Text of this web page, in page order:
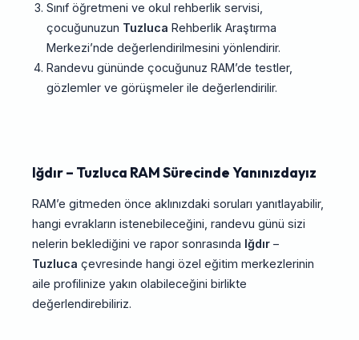
Sınıf öğretmeni ve okul rehberlik servisi,
çocuğunuzun Tuzluca Rehberlik Araştırma
Merkezi’nde değerlendirilmesini yönlendirir.
Randevu gününde çocuğunuz RAM’de testler,
gözlemler ve görüşmeler ile değerlendirilir.
Iğdır – Tuzluca RAM Sürecinde Yanınızdayız
RAM’e gitmeden önce aklınızdaki soruları yanıtlayabilir,
hangi evrakların istenebileceğini, randevu günü sizi
nelerin beklediğini ve rapor sonrasında Iğdır –
Tuzluca çevresinde hangi özel eğitim merkezlerinin
aile profilinize yakın olabileceğini birlikte
değerlendirebiliriz.